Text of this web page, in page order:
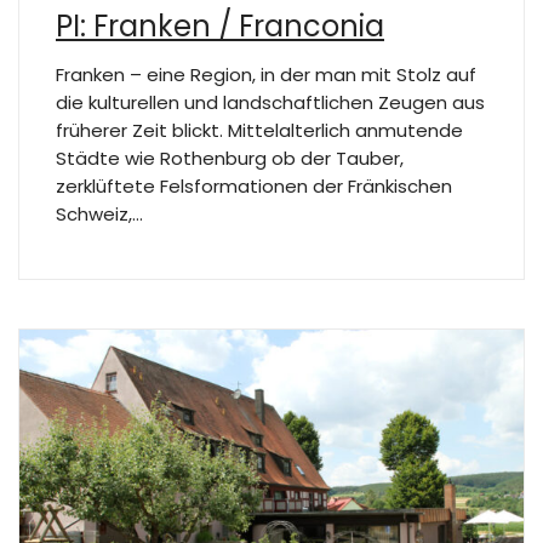
PI: Franken / Franconia
Franken – eine Region, in der man mit Stolz auf
die kulturellen und landschaftlichen Zeugen aus
früherer Zeit blickt. Mittelalterlich anmutende
Städte wie Rothenburg ob der Tauber,
zerklüftete Felsformationen der Fränkischen
Schweiz,…